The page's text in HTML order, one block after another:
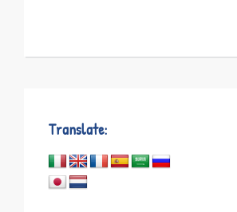
Translate: